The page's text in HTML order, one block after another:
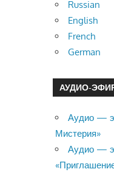
Russian
English
French
German
АУДИО-
Аудио —
Мистерия»
Аудио —